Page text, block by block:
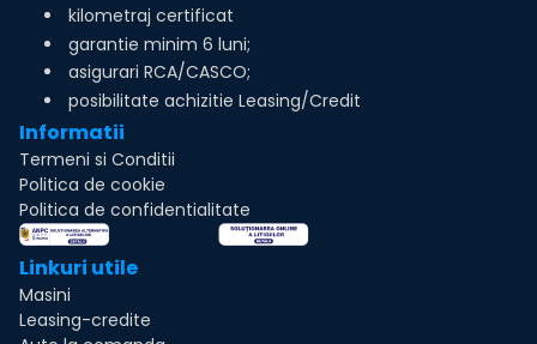
kilometraj certificat
garantie minim 6 luni;
asigurari RCA/CASCO;
posibilitate achizitie Leasing/Credit
Informatii
Termeni si Conditii
Politica de cookie
Politica de confidentialitate
Linkuri utile
Masini
Leasing-credite